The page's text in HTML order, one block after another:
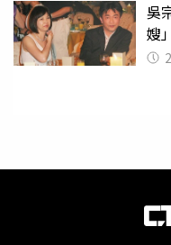
吳
嫂